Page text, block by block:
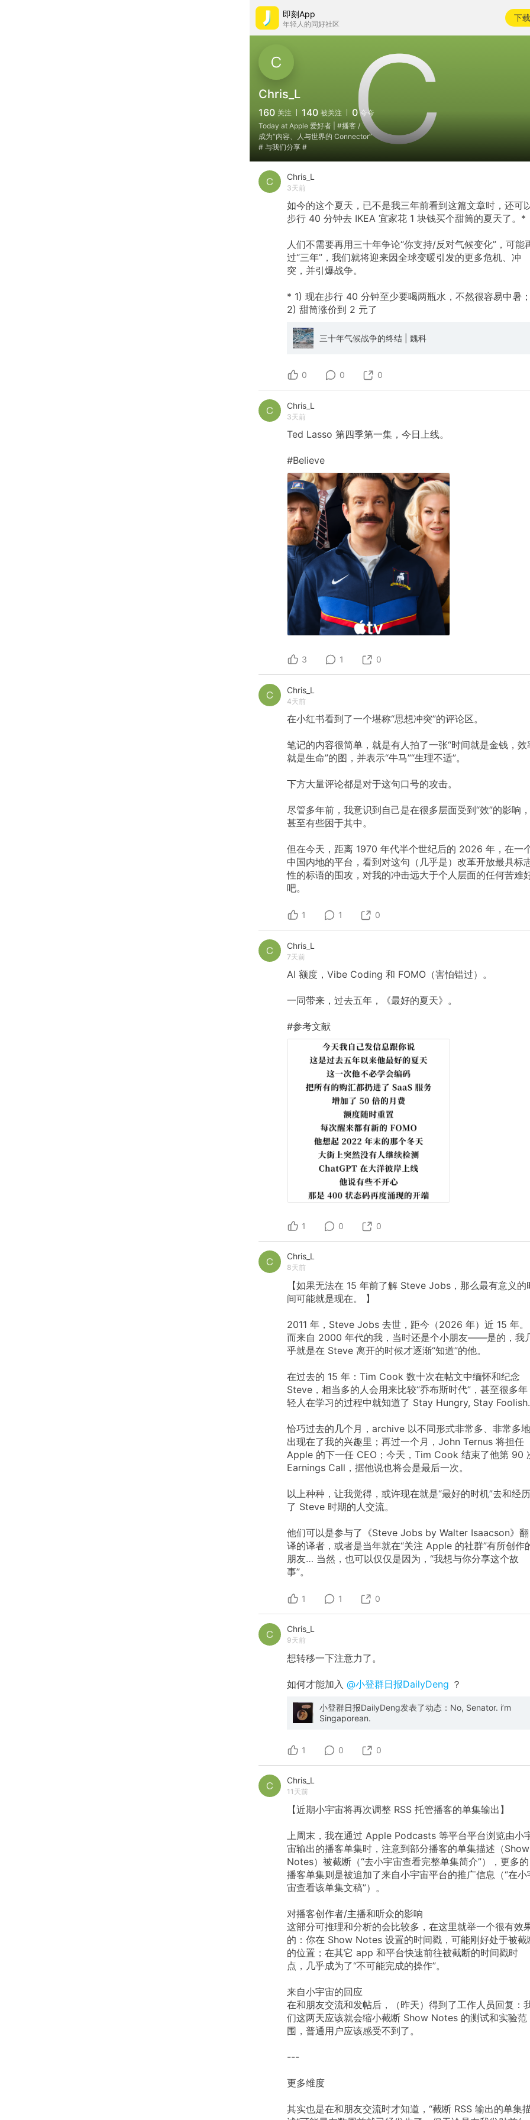
即刻App
年轻人的同好社区
下载
Chris_L
160 关注 140 被关注 0 夸夸
Today at Apple 爱好者 | #播客 /
成为“内容、人与世界的 Connector”
# 与我们分享 #
Chris_L
3天前
如今的这个夏天，已不是我三年前看到这篇文章时，还可
步行 40 分钟去 IKEA 宜家花 1 块钱买个甜筒的夏天了。*
人们不需要再用三十年争论“你支持/反对气候变化”，可能
过“三年”，我们就将迎来因全球变暖引发的更多危机、冲
突，并引爆战争。
* 1) 现在步行 40 分钟至少要喝两瓶水，不然很容易中暑
2) 甜筒涨价到 2 元了
三十年气候战争的终结 | 魏科
0 0 0
Chris_L
3天前
Ted Lasso 第四季第一集，今日上线。
#Believe
3 1 0
Chris_L
4天前
在小红书看到了一个堪称“思想冲突”的评论区。
笔记的内容很简单，就是有人拍了一张“时间就是金钱，效
就是生命”的图，并表示“牛马”“生理不适”。
下方大量评论都是对于这句口号的攻击。
尽管多年前，我意识到自己是在很多层面受到“效”的影响，
甚至有些困于其中。
但在今天，距离 1970 年代半个世纪后的 2026 年，在一
中国内地的平台，看到对这句（几乎是）改革开放最具标
性的标语的围攻，对我的冲击远大于个人层面的任何苦难
吧。
1 1 0
Chris_L
7天前
AI 额度，Vibe Coding 和 FOMO（害怕错过）。
一同带来，过去五年，《最好的夏天》。
#参考文献
1 0 0
Chris_L
8天前
【如果无法在 15 年前了解 Steve Jobs，那么最有意义的
间可能就是现在。
】
2011 年，Steve Jobs 去世，距今（2026 年）近 15 年。
而来自 2000 年代的我，当时还是个小朋友——是的，我
乎就是在 Steve 离开的时候才逐渐“知道”的他。
在过去的 15 年：Tim Cook 数十次在帖文中缅怀和纪念
Steve，相当多的人会用来比较“乔布斯时代”，甚至很多年
轻人在学习的过程中就知道了 Stay Hungry, Stay Foolish.
恰巧过去的几个月，archive 以不同形式非常多、非常多地
出现在了我的兴趣里；再过一个月，John Ternus 将担任
Apple 的下一任 CEO；今天，Tim Cook 结束了他第 90
Earnings Call，据他说也将会是最后一次。
以上种种，让我觉得，或许现在就是“最好的时机”去和经历
了 Steve 时期的人交流。
他们可以是参与了《Steve Jobs by Walter Isaacson》翻
译的译者，或者是当年就在“关注 Apple 的社群”有所创作
朋友… 当然，也可以仅仅是因为，“我想与你分享这个故
事”。
1 1 0
Chris_L
9天前
想转移一下注意力了。
如何才能加入 @小登群日报DailyDeng ？
小登群日报DailyDeng发表了动态：No, Senator. i’m
Singaporean.
1 0 0
Chris_L
11天前
【近期小宇宙将再次调整 RSS 托管播客的单集输出】
上周末，我在通过 Apple Podcasts 等平台平台浏览由小
宙输出的播客单集时，注意到部分播客的单集描述（Show
Notes）被截断（“去小宇宙查看完整单集简介”），更多的
播客单集则是被追加了来自小宇宙平台的推广信息（“在小
宙查看该单集文稿”）。
对播客创作者/主播和听众的影响
这部分可推理和分析的会比较多，在这里就举一个很有效
的：你在 Show Notes 设置的时间戳，可能刚好处于被截
的位置；在其它 app 和平台快速前往被截断的时间戳时
点，几乎成为了“不可能完成的操作”。
来自小宇宙的回应
在和朋友交流和发帖后，（昨天）得到了工作人员回复：
们这两天应该就会缩小截断 Show Notes 的测试和实验范
围，普通用户应该感受不到了。
---
更多维度
其实也是在和朋友交流时才知道，“截断 RSS 输出的单集